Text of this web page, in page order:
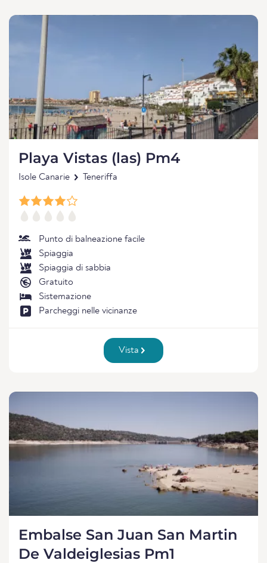
Playa Vistas (las) Pm4
Isole Canarie Teneriffa
Punto di balneazione facile
Spiaggia
Spiaggia di sabbia
Gratuito
Sistemazione
Parcheggi nelle vicinanze
Vista
Embalse San Juan San Martin
De Valdeiglesias Pm1